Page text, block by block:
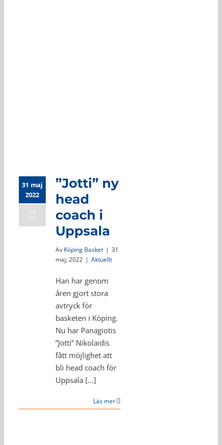
31 maj
2022
”Jotti” ny
head
coach i
Uppsala
Av Köping Basket | 31
maj, 2022 | Aktuellt
Han har genom
åren gjort stora
avtryck för
basketen i Köping.
Nu har Panagiotis
”Jotti” Nikolaidis
fått möjlighet att
bli head coach för
Uppsala [...]
Läs mer